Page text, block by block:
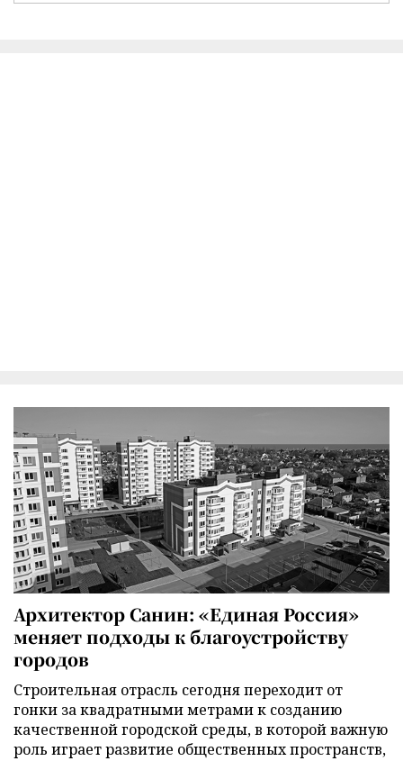
Архитектор Санин: «Единая Россия»
меняет подходы к благоустройству
городов
Строительная отрасль сегодня переходит от
гонки за квадратными метрами к созданию
качественной городской среды, в которой важную
роль играет развитие общественных пространств,